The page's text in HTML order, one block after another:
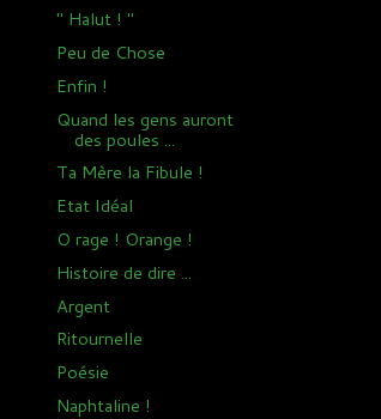
" Halut ! "
Peu de Chose
Enfin !
Quand les gens auront
des poules ...
Ta Mère la Fibule !
Etat Idéal
O rage ! Orange !
Histoire de dire ...
Argent
Ritournelle
Poésie
Naphtaline !